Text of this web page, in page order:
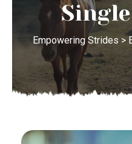
Empowering Strides >